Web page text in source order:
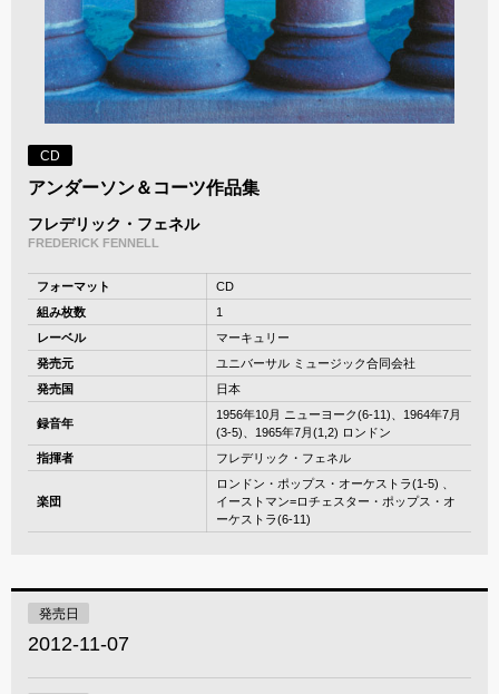
CD
アンダーソン＆コーツ作品集
フレデリック・フェネル
FREDERICK FENNELL
フォーマット
CD
組み枚数
1
レーベル
マーキュリー
発売元
ユニバーサル ミュージック合同会社
発売国
日本
録音年
1956年10月 ニューヨーク(6-11)、1964年7月
(3-5)、1965年7月(1,2) ロンドン
指揮者
フレデリック・フェネル
楽団
ロンドン・ポップス・オーケストラ(1-5) 、
イーストマン=ロチェスター・ポップス・オ
ーケストラ(6-11)
発売日
2012-11-07